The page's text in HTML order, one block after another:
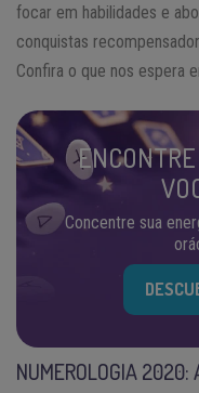
focar em habilidades e
conquistas
Confira o que nos espera
Concentre sua
NUMEROLOGIA 2020: